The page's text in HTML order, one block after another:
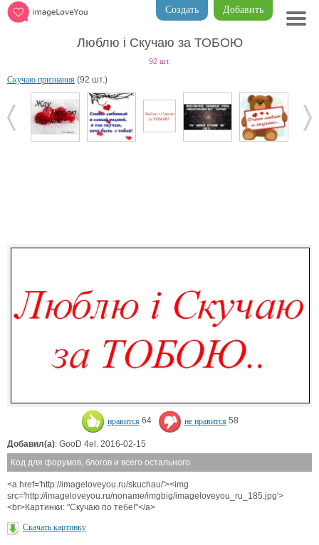
Добавить
Создать
Люблю i Скучаю за ТОБОЮ
92 шт.
Скучаю признания (92 шт.)
нравится 64 не нравится 58
Добавил(а): GooD 4el. 2016-02-15
Код для форумов, блогов и всего остального
<a href='http://imageloveyou.ru/skuchau/'><img
src='http://imageloveyou.ru/noname/imgbig/imageloveyou_ru_185.jpg'>
<br>Картинки: "Скучаю по тебе!"</a>
Скачать картинку